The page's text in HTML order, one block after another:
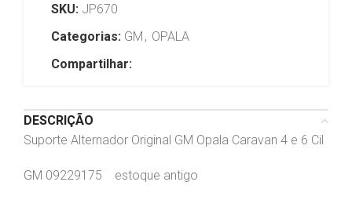
SKU: JP670
Categorias: GM , OPALA
Compartilhar:
DESCRIÇÃO
Suporte Alternador Original GM Opala Caravan 4 e 6 Cil
GM 09229175 estoque antigo